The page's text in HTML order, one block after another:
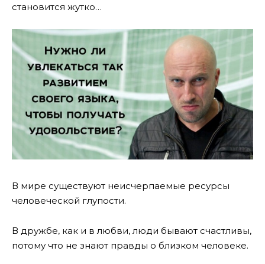
становится жутко…
В мире существуют неисчерпаемые ресурсы
человеческой глупости.
В дружбе, как и в любви, люди бывают счастливы,
потому что не знают правды о близком человеке.